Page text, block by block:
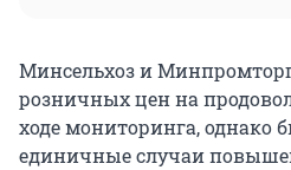
Минсельхоз и
розничных цен на
ходе мониторинга, однако
единичные случаи